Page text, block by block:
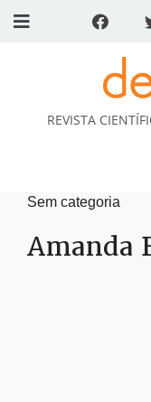
REVISTA
Sem categoria
Amanda